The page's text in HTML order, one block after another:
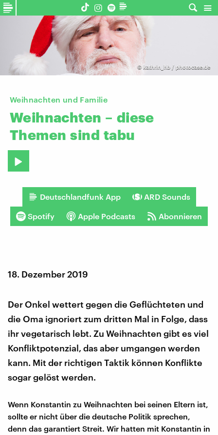
© kathrin_hb / photocase.de
Weihnachten und Familie
Weihnachten – diese
Themen sind tabu
Deutschlandfunk App ARD Sounds
Spotify Apple Podcasts Abonnieren
18. Dezember 2019
Der Onkel wettert gegen die Geflüchteten und
die Oma ignoriert zum dritten Mal in Folge, dass
ihr vegetarisch lebt. Zu Weihnachten gibt es viel
Konfliktpotenzial, das aber umgangen werden
kann. Mit der richtigen Taktik können Konflikte
sogar gelöst werden.
Wenn Konstantin zu Weihnachten bei seinen Eltern ist,
sollte er nicht über die deutsche Politik sprechen,
denn das garantiert Streit. Wir hatten mit Konstantin in